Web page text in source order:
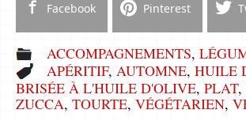
Facebook Pinterest
ACCOMPAGNEMENTS,
APÉRITIF, AUTOMNE, HUILE
BRISÉE À L'HUILE D'OLIVE, PLAT,
ZUCCA, TOURTE, VÉGÉTARIEN,